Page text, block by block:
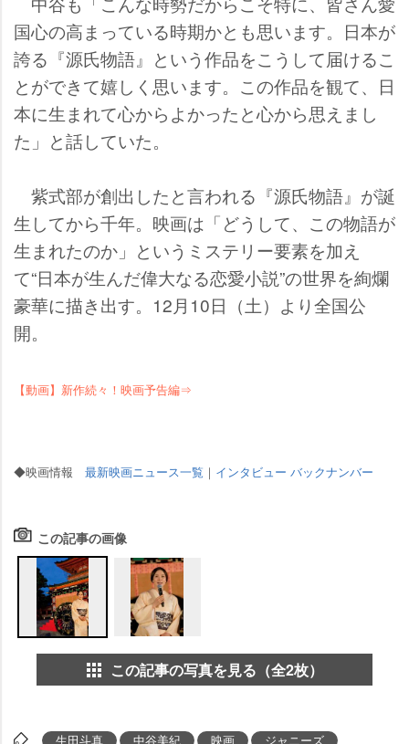
国心の高まっている時期かとも思います。日本が
誇る『源氏物語』という作品をこうして届けるこ
とができて嬉しく思います。この作品を観て、日
本に生まれて心からよかったと心から思えまし
た」と話していた。
紫式部が創出したと言われる『源氏物語』が誕
生してから千年。映画は「どうして、この物語が
生まれたのか」というミステリー要素を加え
て“日本が生んだ偉大なる恋愛小説”の世界を絢爛
豪華に描き出す。12月10日（土）より全国公
開。
【動画】新作続々！映画予告編⇒
◆映画情報 最新映画ニュース一覧 ｜ インタビュー バックナンバー
この記事の画像
この記事の写真を見る（全2枚）
生田斗真 中谷美紀 映画 ジャニーズ